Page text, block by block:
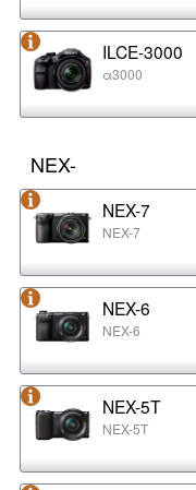
ILCE-3000
α3000
NEX-
NEX-7
NEX-7
NEX-6
NEX-6
NEX-5T
NEX-5T